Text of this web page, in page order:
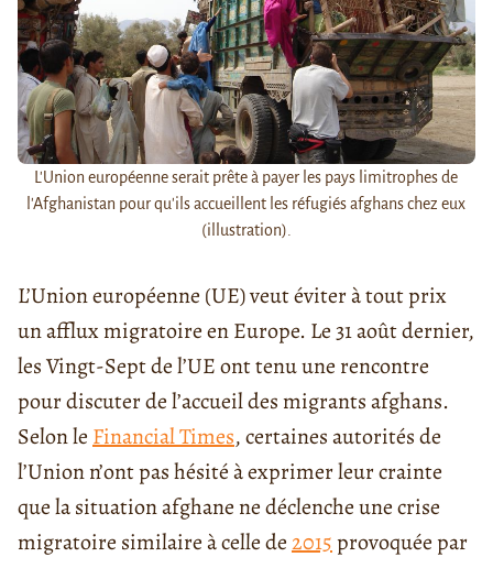
L'Union européenne serait prête à payer les pays limitrophes de
l'Afghanistan pour qu'ils accueillent les réfugiés afghans chez eux
(illustration).
L’Union européenne (UE) veut éviter à tout prix
un afflux migratoire en Europe. Le 31 août dernier,
les Vingt-Sept de l’UE ont tenu une rencontre
pour discuter de l’accueil des migrants afghans.
Selon leFinancial Times, certaines autorités de
l’Union n’ont pas hésité à exprimer leur crainte
que la situation afghane ne déclenche une crise
migratoire similaire à celle de2015provoquée par